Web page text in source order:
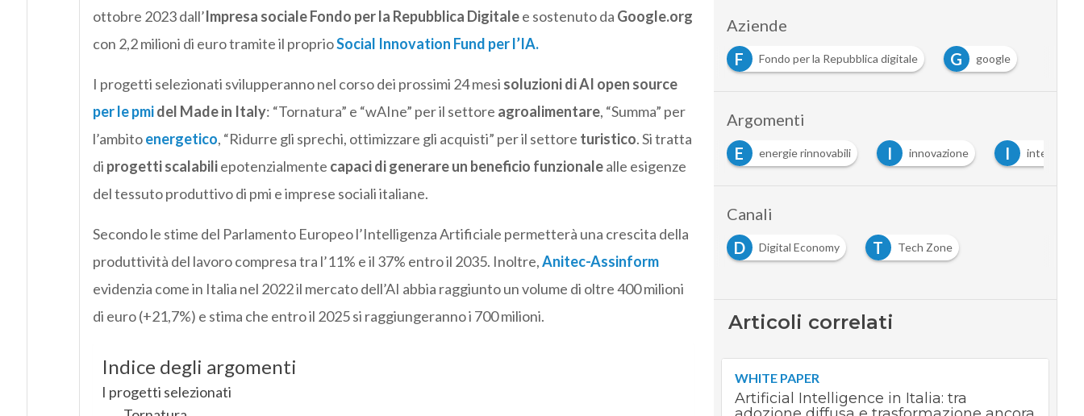
ottobre 2023 dall’Impresa sociale Fondo per la Repubblica Digitalee sostenuto da Google.org
con 2,2 milioni di euro tramite il proprioSocial Innovation Fund per l’IA.
I progetti selezionati svilupperanno nel corso dei prossimi 24 mesi soluzioni di AI open source
per le pmidel Made in Italy: “Tornatura” e “wAIne” per il settore agroalimentare, “Summa” per
l’ambitoenergetico, “Ridurre gli sprechi, ottimizzare gli acquisti” per il settore turistico. Si tratta
di progetti scalabiliepotenzialmente capaci di generare un beneficio funzionalealle esigenze
del tessuto produttivo di pmi e imprese sociali italiane.
Secondo le stime del Parlamento Europeo l’Intelligenza Artificiale permetterà una crescita della
produttività del lavoro compresa tra l’11% e il 37% entro il 2035. Inoltre,Anitec-Assinform
evidenzia come in Italia nel 2022 il mercato dell’AI abbia raggiunto un volume di oltre 400 milioni
di euro (+21,7%) e stima che entro il 2025 si raggiungeranno i 700 milioni.
Indice degli argomenti
I progetti selezionati
Aziende
F
Fondo per la Repubblica digitale G google
Argomenti
E energie rinnovabili I innovazione I
Canali
D
Digital Economy T Tech Zone
Articoli correlati
WHITE PAPER
Artificial Intelligence in Italia: tra